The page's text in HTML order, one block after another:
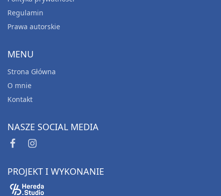
Regulamin
Prawa autorskie
MENU
Strona Główna
O mnie
Kontakt
NASZE SOCIAL MEDIA
PROJEKT I WYKONANIE